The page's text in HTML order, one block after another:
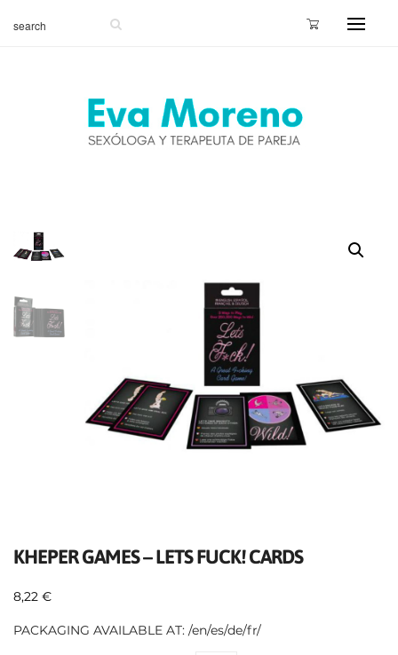
KHEPER GAMES – LETS FUCK! CARDS
8,22 €
PACKAGING AVAILABLE AT: /en/es/de/fr/